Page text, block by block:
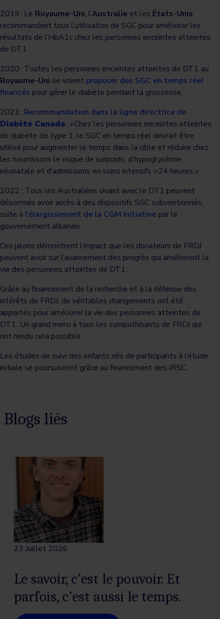
2019 : Le Royaume-Uni, l’Australie et les États-Unis
recommandent tous l’utilisation de SGC pour améliorer les
résultats de l’HbA1c chez les personnes enceintes atteintes
de DT1.
2020 : Toutes les personnes enceintes atteintes de DT1 au
Royaume-Uni se voient proposer des SGC en temps réel
financés pour gérer le diabète pendant la grossesse.
2021 : Recommandation dans la ligne directrice de
Diabète Canada: « Chez les personnes enceintes atteintes
de diabète de type 1, le SGC en temps réel devrait être
utilisé pour augmenter le temps dans la cible et réduire chez
les nourrissons le risque de surpoids, d’hypoglycémie
néonatale et d’admissions en soins intensifs >24 heures. »
2022 : Tous les Australiens vivant avec le DT1 peuvent
désormais avoir accès à des dispositifs SGC subventionnés,
suite à l’élargissement de la CGM Initiative par le
gouvernement albanais.
Ces jalons démontrent l’impact que les donateurs de FRDJ
peuvent avoir sur l’avancement des progrès qui améliorent la
vie des personnes atteintes de DT1.
Grâce au financement de la recherche et à la défense des
intérêts de FRDJ, de véritables changements ont été
apportés pour améliorer la vie des personnes atteintes de
DT1. Un grand merci à tous les sympathisants de FRDJ qui
ont rendu cela possible.
Les études de suivi des enfants nés de participants à l’étude
initiale se poursuivront grâce au financement des IRSC.
Blogs liés
23 Juillet 2026
Le savoir, c’est le pouvoir. Et
parfois, c’est aussi le temps.